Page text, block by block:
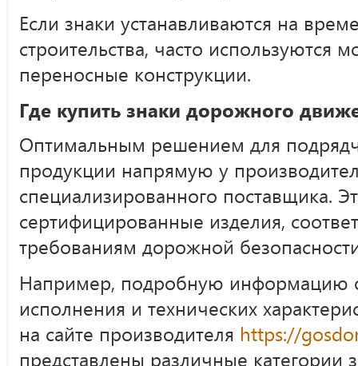
Если знаки устанавливаются на
строительства, часто используются
переносные конструкции.
Где купить знаки дорожного
Оптимальным решением для
продукции напрямую у
специализированного поставщика.
сертифицированные изделия,
требованиям дорожной
Например, подробную информацию
исполнения и технических
на сайте производителя https://
представлены различные категории